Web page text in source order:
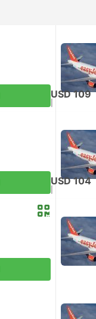
USD 109
USD 104